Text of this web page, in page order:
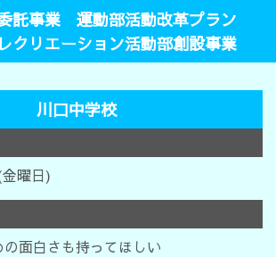
託事業 運動部活動改革プラン
クリエーション活動部創設事業
川口中学校
曜日)
面白さも持ってほしい